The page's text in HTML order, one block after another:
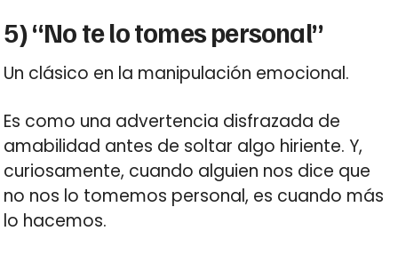
5) “No te lo tomes personal”
Un clásico en la manipulación emocional.
Es como una advertencia disfrazada de
amabilidad antes de soltar algo hiriente. Y,
curiosamente, cuando alguien nos dice que
no nos lo tomemos personal, es cuando más
lo hacemos.